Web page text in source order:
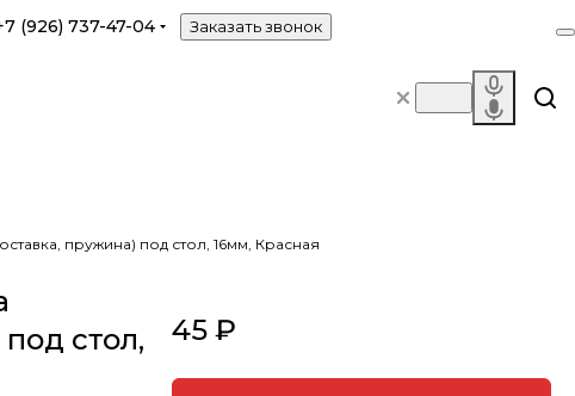
(926) 737-47-04 Заказать звонок
пружина) под стол, 16мм, Красная
стол,
45 ₽